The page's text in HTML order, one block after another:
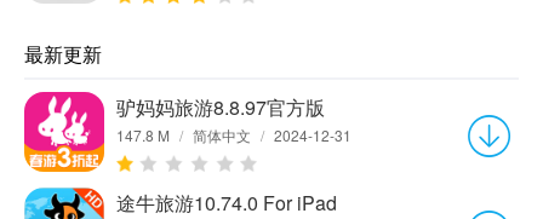
最新更新
驴妈妈旅游8.8.97官方版
147.8 M / 简体中文 / 2024-12-31
途牛旅游10.74.0 For iPad